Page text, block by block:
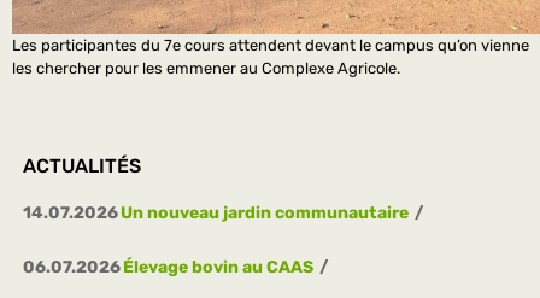
Les participantes du 7e cours attendent devant le campus qu’on vienne
les chercher pour les emmener au Complexe Agricole.
ACTUALITÉS
14.07.2026Un nouveau jardin communautaire
06.07.2026Élevage bovin au CAAS